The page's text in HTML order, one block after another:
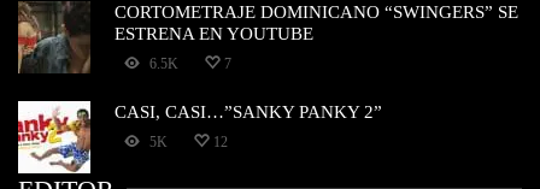
CORTOMETRAJE DOMINICANO “SWINGERS” SE
ESTRENA EN YOUTUBE
6.5K 7
CASI, CASI…”SANKY PANKY 2”
5K 12